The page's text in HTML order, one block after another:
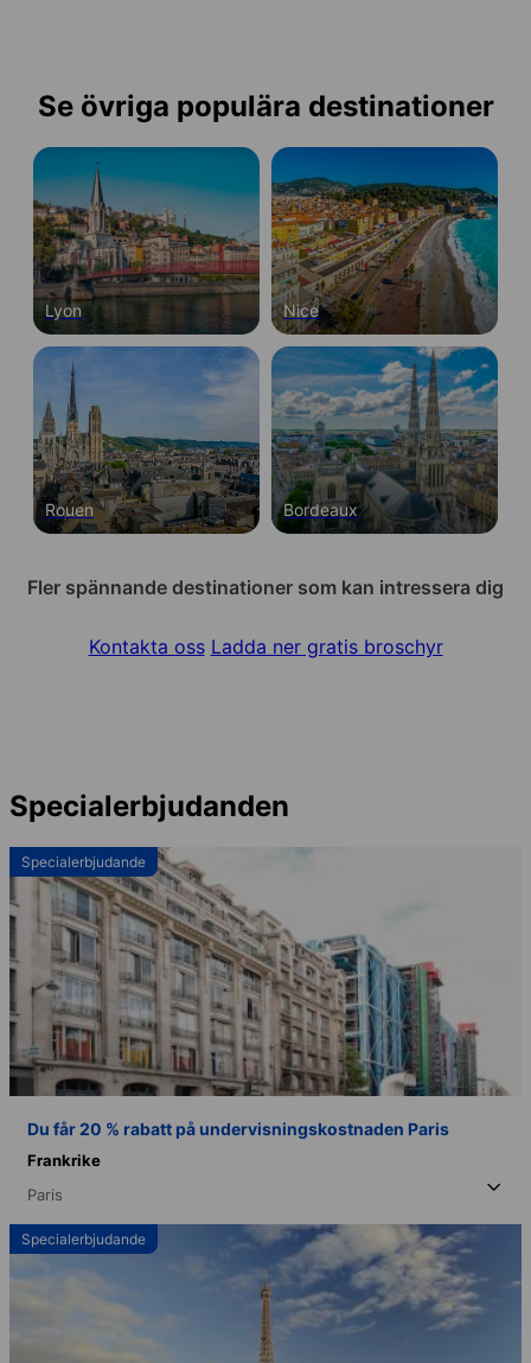
Se övriga populära destinationer
Lyon Nice
Rouen Bordeaux
Fler spännande destinationer som kan intressera dig
Kontakta oss Ladda ner gratis broschyr
Specialerbjudanden
Specialerbjudande
Du får 20 % rabatt på undervisningskostnaden Paris
Frankrike
Paris
Specialerbjudande